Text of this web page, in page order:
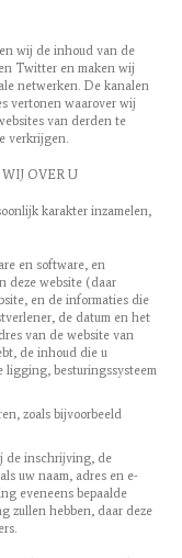
wij de inhoud van de
Twitter en maken wij
netwerken. De kanalen
vertonen waarover wij
van derden te
verkrijgen.
OVER U
karakter inzamelen,
en software, en
deze website (daar
en de informaties die
de datum en het
van de website van
de inhoud die u
ligging, besturingssysteem
zoals bijvoorbeeld
de inschrijving, de
uw naam, adres en e-
eveneens bepaalde
zullen hebben, daar deze